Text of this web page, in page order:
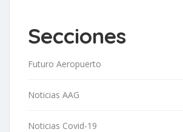
Secciones
Futuro Aeropuerto
Noticias AAG
Noticias Covid-19